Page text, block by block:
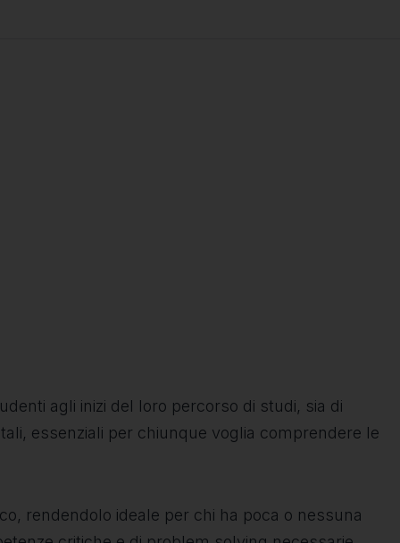
agli inizi del loro percorso di studi, sia di
essenziali per chiunque voglia comprendere le
rendendolo ideale per chi ha poca o nessuna